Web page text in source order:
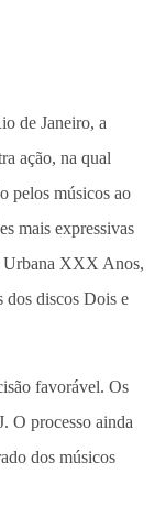
de Janeiro, a
ação, na qual
pelos músicos ao
mais expressivas
Urbana XXX Anos,
dos discos Dois e
favorável. Os
O processo ainda
dos músicos